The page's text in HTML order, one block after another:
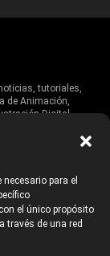
para el
el único propósito
través de una red
tutoriales,
de Animación,
Digital.
damos un énfasis
que